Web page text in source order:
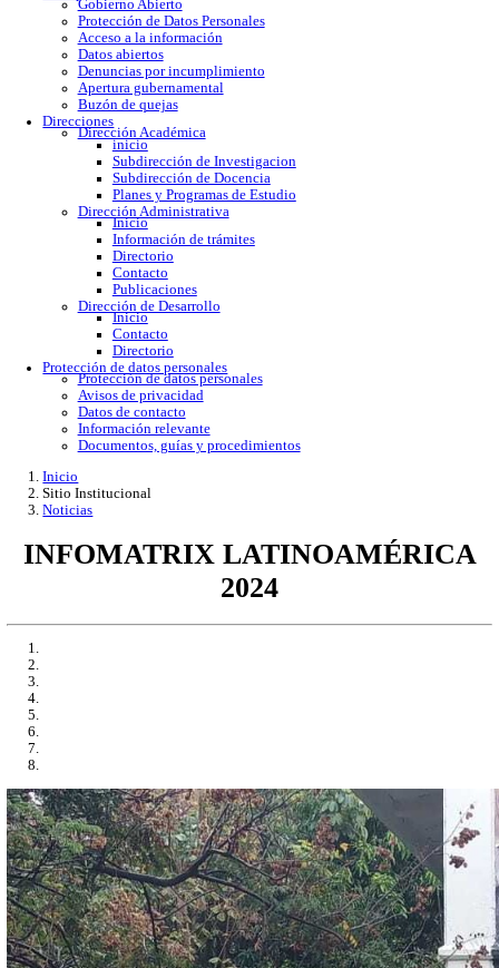
Egresados
Proceso de titulación
Bolsa de trabajo
Experiencia Universitaria
Cultura, Arte y Deporte
Emprendimiento
CETI por el mundo
Proyectos
Docentes
Formación docente (PROFORCOD)
Evaluación Integral Docente
Programa de formación continua
Programa de estímulos de desempeño docente
Convocatorias
Transparencia
Gobierno Abierto
Protección de Datos Personales
Acceso a la información
Datos abiertos
Denuncias por incumplimiento
Apertura gubernamental
Buzón de quejas
Direcciones
Subdirección de Investigacion
Planes y Programas de Estudio
Dirección Administrativa
Información de trámites
Directorio
Avisos de privacidad
Datos de contacto
Información relevante
Documentos, guías y procedimientos
Inicio
Sitio Institucional
Noticias